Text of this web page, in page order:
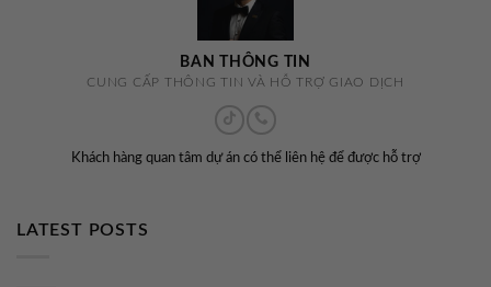
BAN THÔNG TIN
CUNG CẤP THÔNG TIN VÀ HỖ TRỢ GIAO DỊCH
Khách hàng quan tâm dự án có thể liên hệ để được hỗ trợ
LATEST POSTS